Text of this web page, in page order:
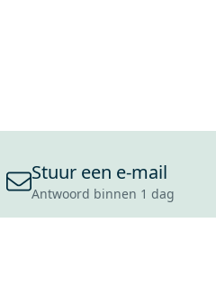
Stuur een e-mail
Antwoord binnen 1 dag